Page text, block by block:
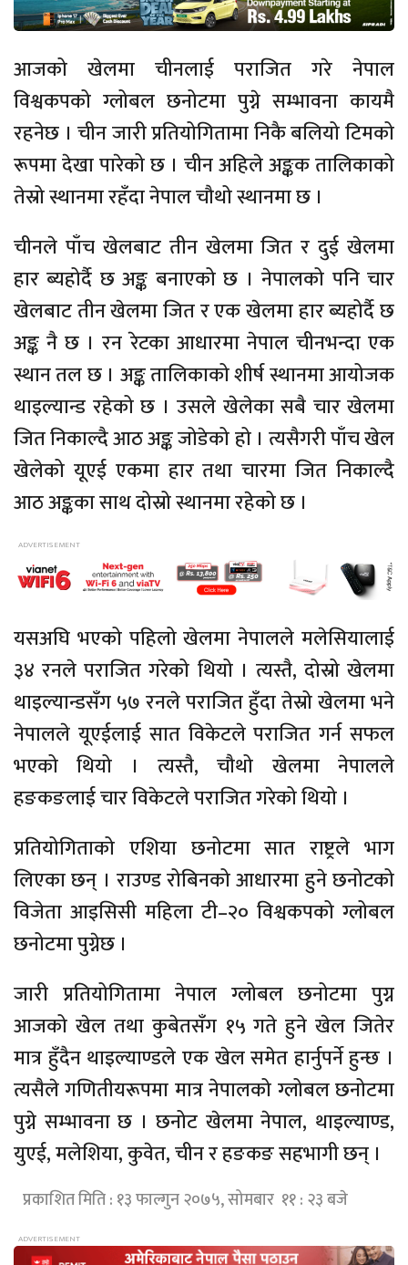
आजको खेलमा चीनलाई पराजित गरे नेपाल
विश्वकपको ग्लोबल छनोटमा पुग्ने सम्भावना कायमै
रहनेछ । चीन जारी प्रतियोगितामा निकै बलियो टिमको
रूपमा देखा पारेको छ । चीन अहिले अङ्कक तालिकाको
तेस्रो स्थानमा रहँदा नेपाल चौथो स्थानमा छ ।
चीनले पाँच खेलबाट तीन खेलमा जित र दुई खेलमा
हार ब्यहोर्दै छ अङ्क बनाएको छ । नेपालको पनि चार
खेलबाट तीन खेलमा जित र एक खेलमा हार ब्यहोर्दै छ
अङ्क नै छ । रन रेटका आधारमा नेपाल चीनभन्दा एक
स्थान तल छ । अङ्क तालिकाको शीर्ष स्थानमा आयोजक
थाइल्यान्ड रहेको छ । उसले खेलेका सबै चार खेलमा
जित निकाल्दै आठ अङ्क जोडेको हो । त्यसैगरी पाँच खेल
खेलेको यूएई एकमा हार तथा चारमा जित निकाल्दै
आठ अङ्कका साथ दोस्रो स्थानमा रहेको छ ।
यसअघि भएको पहिलो खेलमा नेपालले मलेसियालाई
३४ रनले पराजित गरेको थियो । त्यस्तै, दोस्रो खेलमा
थाइल्यान्डसँग ५७ रनले पराजित हुँदा तेस्रो खेलमा भने
नेपालले यूएईलाई सात विकेटले पराजित गर्न सफल
भएको थियो । त्यस्तै, चौथो खेलमा नेपालले
हङकङलाई चार विकेटले पराजित गरेको थियो ।
प्रतियोगिताको एशिया छनोटमा सात राष्ट्रले भाग
लिएका छन् । राउण्ड रोबिनको आधारमा हुने छनोटको
विजेता आइसिसी महिला टी–२० विश्वकपको ग्लोबल
छनोटमा पुग्नेछ ।
जारी प्रतियोगितामा नेपाल ग्लोबल छनोटमा पुग्न
आजको खेल तथा कुबेतसँग १५ गते हुने खेल जितेर
मात्र हुँदैन थाइल्याण्डले एक खेल समेत हार्नुपर्ने हुन्छ ।
त्यसैले गणितीयरूपमा मात्र नेपालको ग्लोबल छनोटमा
पुग्ने सम्भावना छ । छनोट खेलमा नेपाल, थाइल्याण्ड,
युएई, मलेशिया, कुवेत, चीन र हङकङ सहभागी छन् ।
प्रकाशित मिति : १३ फाल्गुन २०७५, सोमबार ११ : २३ बजे